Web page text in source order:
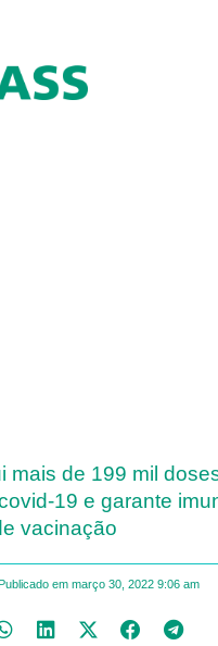
mais de 199 mil
19 e garante
vacinação
em março 30, 2022 9:06 am